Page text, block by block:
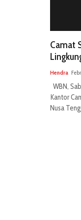
Camat
Hendra
WBN,
Kantor
Nusa